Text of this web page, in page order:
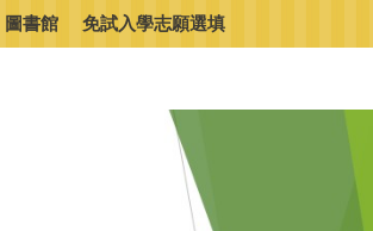
圖書館 免試入學志願選填